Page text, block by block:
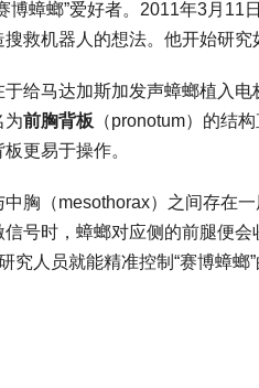
博蟑螂”爱好者。2011年3月
救机器人的想法。他开始研究
给马达加斯加发声蟑螂植入
为前胸背板 （pronotum）的结
更易于操作。
胸（mesothorax）之间存在一
号时，蟑螂对应侧的前腿便
究人员就能精准控制“赛博蟑螂